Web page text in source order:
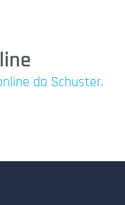
da Schuster.